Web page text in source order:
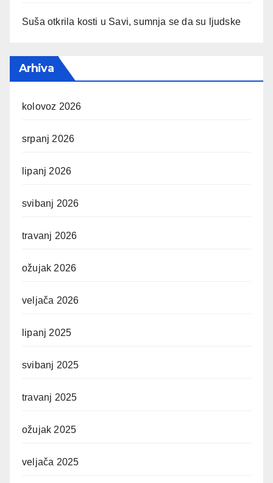
Suša otkrila kosti u Savi, sumnja se da su ljudske
Arhiva
kolovoz 2026
srpanj 2026
lipanj 2026
svibanj 2026
travanj 2026
ožujak 2026
veljača 2026
lipanj 2025
svibanj 2025
travanj 2025
ožujak 2025
veljača 2025